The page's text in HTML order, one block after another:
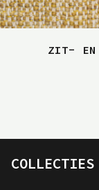
ZIT- EN
COLLECTIES